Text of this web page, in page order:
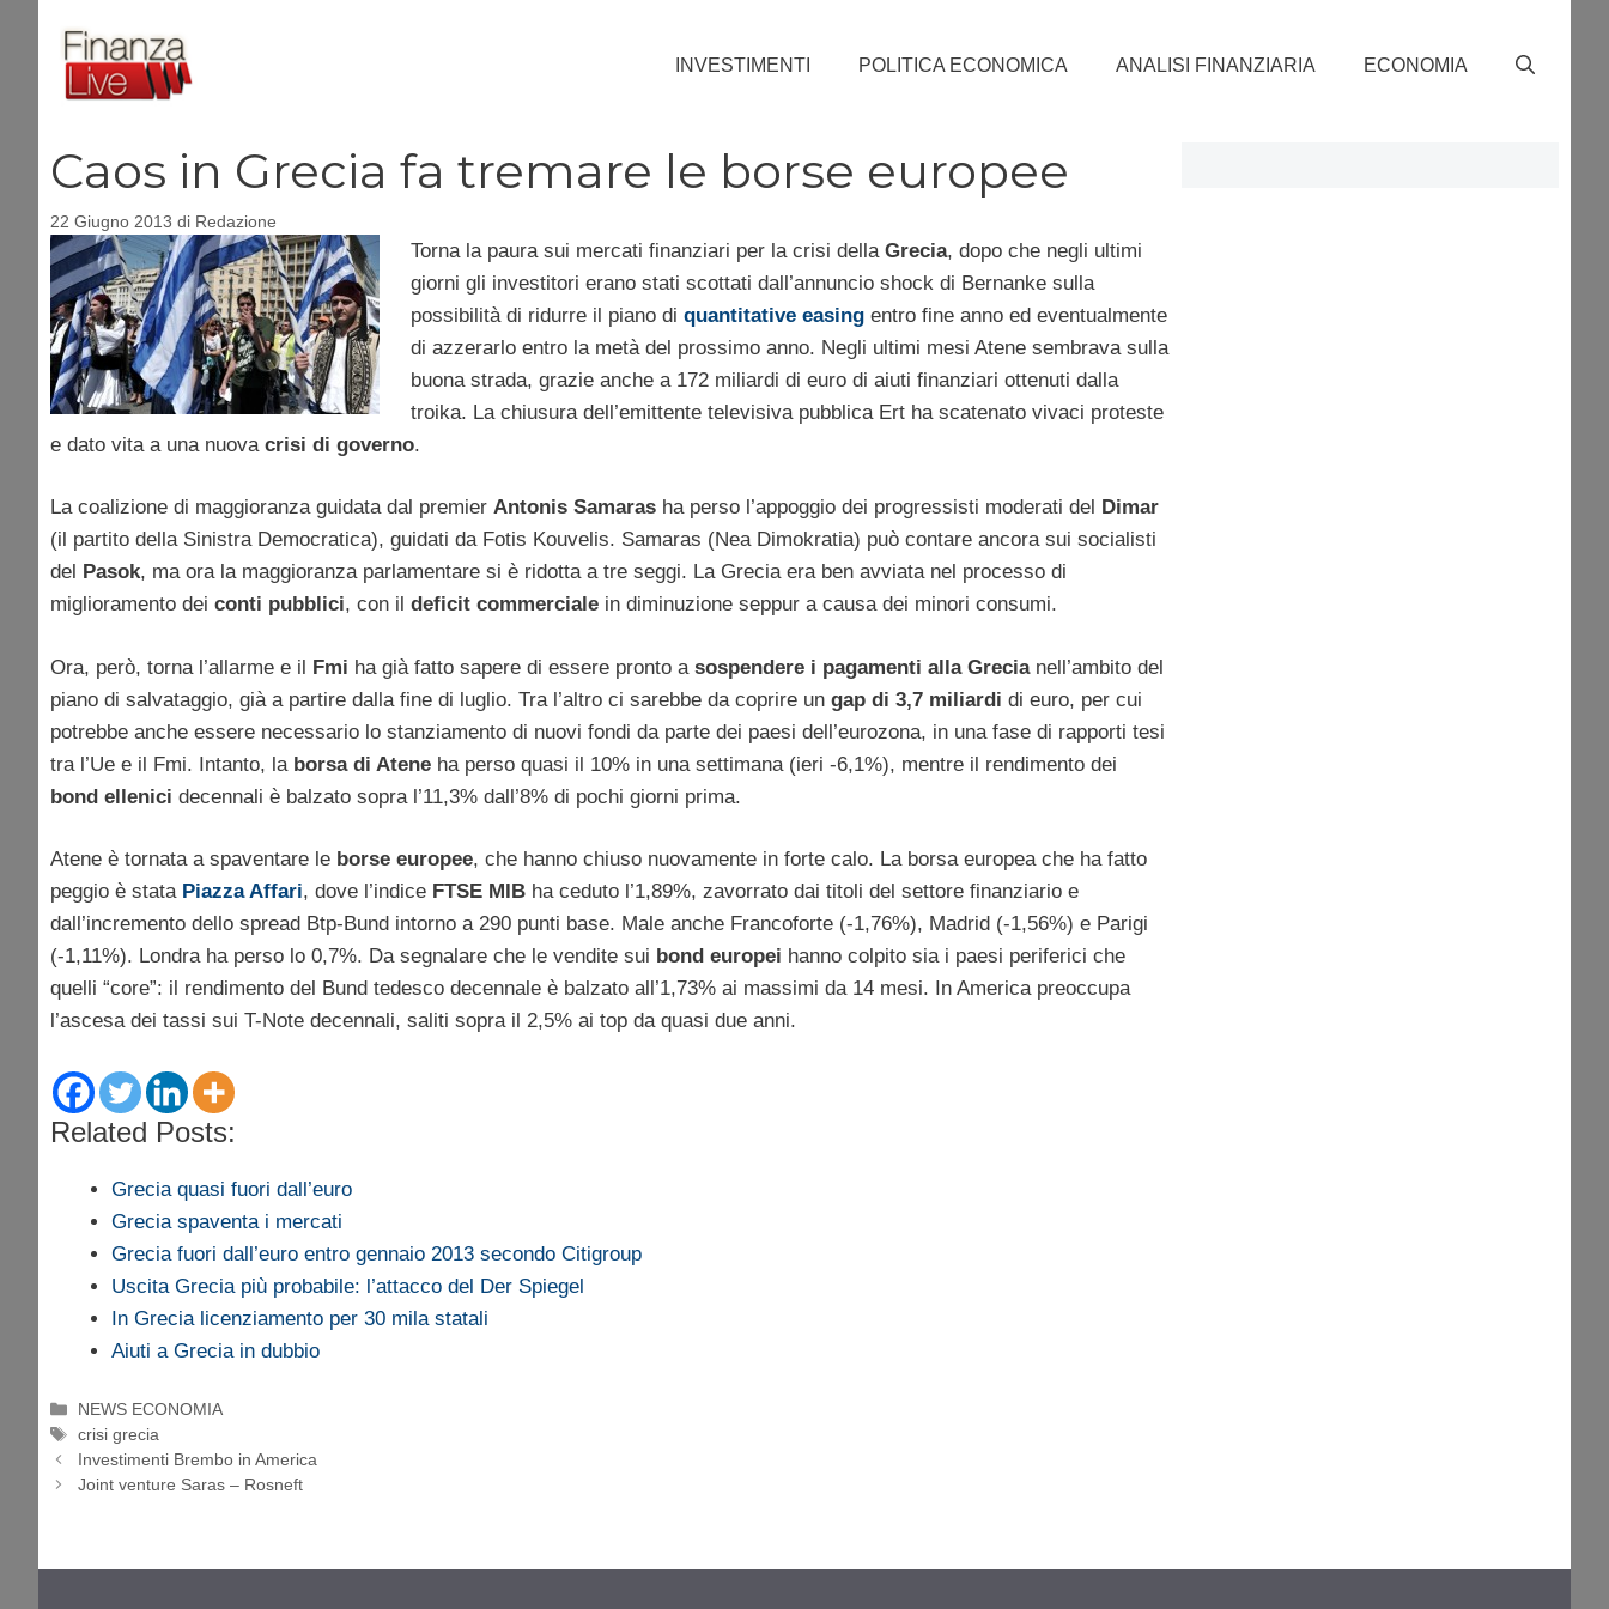
contenuto
INVESTIMENTI POLITICA ECONOMICA ANALISI FINANZIARIA ECONOMIA
Caos in Grecia fa tremare le borse europee
22 Giugno 2013 di Redazione
Torna la paura sui mercati finanziari per la crisi della Grecia, dopo che negli ultimi
giorni gli investitori erano stati scottati dall’annuncio shock di Bernanke sulla
possibilità di ridurre il piano di quantitative easing entro fine anno ed eventualmente
di azzerarlo entro la metà del prossimo anno. Negli ultimi mesi Atene sembrava sulla
buona strada, grazie anche a 172 miliardi di euro di aiuti finanziari ottenuti dalla
troika. La chiusura dell’emittente televisiva pubblica Ert ha scatenato vivaci proteste
e dato vita a una nuova crisi di governo.
La coalizione di maggioranza guidata dal premier Antonis Samaras ha perso l’appoggio dei progressisti moderati del
Dimar
(il partito della Sinistra Democratica), guidati da Fotis Kouvelis. Samaras (Nea Dimokratia) può contare ancora sui socialisti
del
Pasok, ma ora la maggioranza parlamentare si è ridotta a tre seggi. La Grecia era ben avviata nel processo di
miglioramento dei conti pubblici, con il deficit commerciale in diminuzione seppur a causa dei minori consumi.
Ora, però, torna l’allarme e il Fmi ha già fatto sapere di essere pronto a sospendere i pagamenti alla Grecianell’ambito del
piano di salvataggio, già a partire dalla fine di luglio. Tra l’altro ci sarebbe da coprire un gap di 3,7 miliardi di euro, per cui
potrebbe anche essere necessario lo stanziamento di nuovi fondi da parte dei paesi dell’eurozona, in una fase di rapporti tesi
tra l’Ue e il Fmi. Intanto, la borsa di Atene ha perso quasi il 10% in una settimana (ieri -6,1%), mentre il rendimento dei
bond ellenici decennali è balzato sopra l’11,3% dall’8% di pochi giorni prima.
Atene è tornata a spaventare le borse europee, che hanno chiuso nuovamente in forte calo. La borsa europea che ha fatto
peggio è stata Piazza Affari, dove l’indice FTSE MIB ha ceduto l’1,89%, zavorrato dai titoli del settore finanziario e
dall’incremento dello spread Btp-Bund intorno a 290 punti base. Male anche Francoforte (-1,76%), Madrid (-1,56%) e Parigi
(-1,11%). Londra ha perso lo 0,7%. Da segnalare che le vendite sui bond europei hanno colpito sia i paesi periferici che
quelli “core”: il rendimento del Bund tedesco decennale è balzato all’1,73% ai massimi da 14 mesi. In America preoccupa
l’ascesa dei tassi sui T-Note decennali, saliti sopra il 2,5% ai top da quasi due anni.
Related Posts:
Grecia quasi fuori dall’euro
Grecia spaventa i mercati
Grecia fuori dall’euro entro gennaio 2013 secondo Citigroup
Uscita Grecia più probabile: l’attacco del Der Spiegel
In Grecia licenziamento per 30 mila statali
Aiuti a Grecia in dubbio
Categorie
NEWS ECONOMIA
Tag
crisi grecia
Investimenti Brembo in America
Joint venture Saras – Rosneft